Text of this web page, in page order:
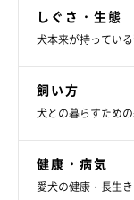
（3）よく観察する
る。日常的によく
に相談を。
（4）定期的に健康
犬と猫は人の4倍以
しぐさ・生態
犬本来が持ってい
飼い方
犬との暮らすため
健康・病気
愛犬の健康・長生